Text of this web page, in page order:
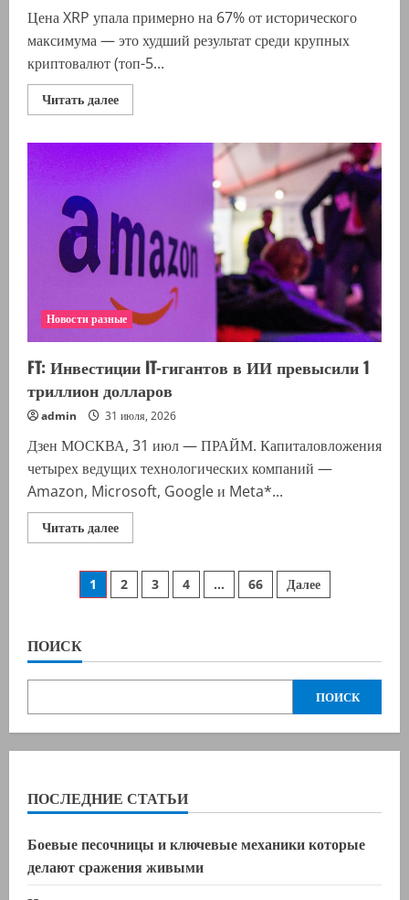
Цена XRP упала примерно на 67% от исторического
максимума — это худший результат среди крупных
криптовалют (топ-5...
Читать далееПрочитать
больше
падает
на
67%
почему
он
слабее
других
топ-
криптовалют?
Новости разные
FT: Инвестиции IT-гигантов в ИИ превысили 1
триллион долларов
admin 31 июля, 2026
Дзен МОСКВА, 31 июл — ПРАЙМ. Капиталовложения
четырех ведущих технологических компаний —
Amazon, Microsoft, Google и Meta*...
Читать далееПрочитать
больше
Инвестиции
IT-
гигантов
триллион
долларов
Пагинация
1 2 3 4 … 66 Далее
ПОИСК
ПОИСК
ПОСЛЕДНИЕ СТАТЬИ
Боевые песочницы и ключевые механики которые
делают сражения живыми